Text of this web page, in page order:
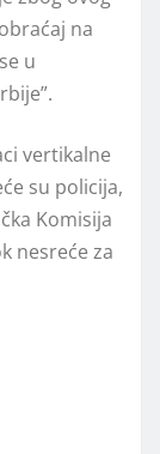
na
u
vertikalne
su policija,
Komisija
nesreće za